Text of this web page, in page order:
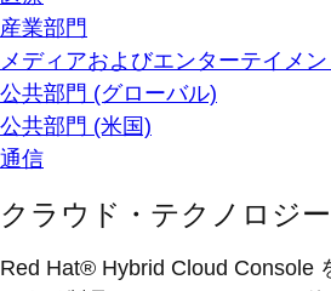
産業部門
メディアおよびエンターテイメン
公共部門 (グローバル)
公共部門 (米国)
通信
クラウド・テクノロジ
Red Hat® Hybrid Cloud Console